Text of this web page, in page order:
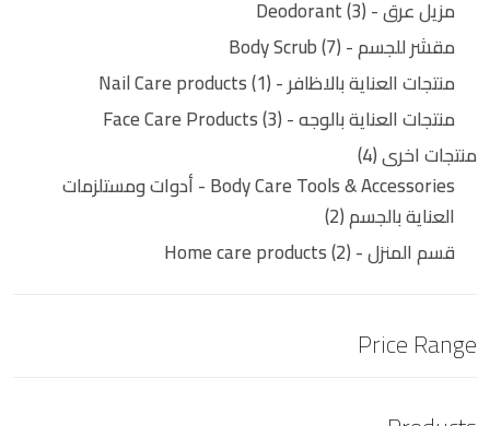
مزيل عرق - Deodorant 3
مقشر للجسم - Body Scrub 7
منتجات العناية بالاظافر - Nail Care products 1
منتجات العناية بالوجه - Face Care Products 3
منتجات اخرى 4
Body Care Tools & Accessories - أدوات ومستلزمات
العناية بالجسم 2
قسم المنزل - Home care products 2
Price Range